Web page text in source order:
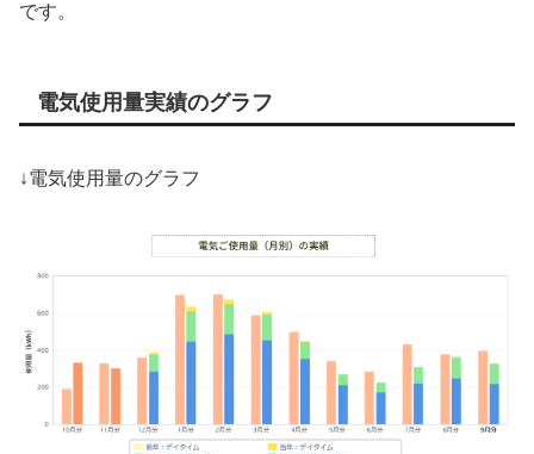
です。
電気使用量実績のグラフ
↓電気使用量のグラフ